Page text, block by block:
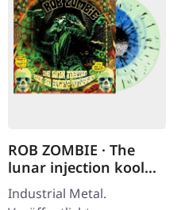
ROB ZOMBIE · The
lunar injection kool
aid eclipse conspiracy
| BLUE/BOTTLE
Industrial Metal.